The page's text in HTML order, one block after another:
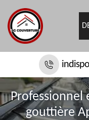
Professionnel
gouttière